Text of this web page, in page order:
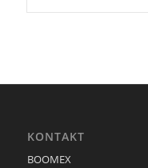
KONTAKT
BOOMEX